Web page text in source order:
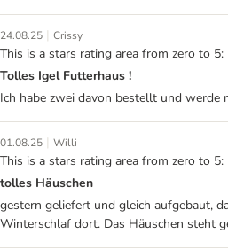
24.08.25 | Crissy
This is a stars rating area from zero to 5:
Tolles Igel Futterhaus !
Ich habe zwei davon bestellt und werde
01.08.25 | Willi
This is a stars rating area from zero to 5:
tolles Häuschen
gestern geliefert und gleich aufgebaut,
Winterschlaf dort. Das Häuschen steht